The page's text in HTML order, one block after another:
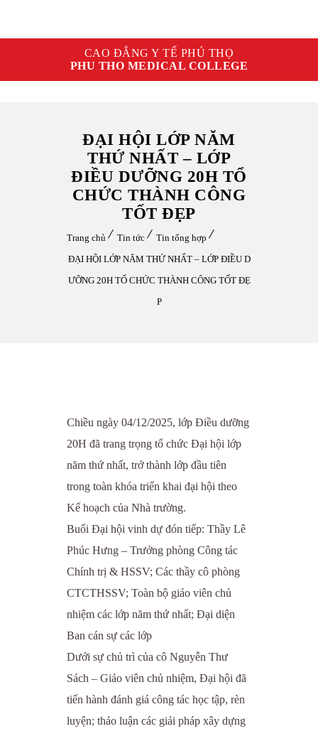
CAO ĐẲNG Y TẾ PHÚ THỌ
PHU THO MEDICAL COLLEGE
ĐẠI HỘI LỚP NĂM
THỨ NHẤT – LỚP
ĐIỀU DƯỠNG 20H TỔ
CHỨC THÀNH CÔNG
TỐT ĐẸP
Trang chủ Tin tức
Tin tổng hợp
ĐẠI HỘI LỚP NĂM THỨ NHẤT – LỚP ĐIỀU D
ƯỠNG 20H TỔ CHỨC THÀNH CÔNG TỐT ĐẸ
P
Chiều ngày 04/12/2025, lớp Điều dưỡng
20H đã trang trọng tổ chức Đại hội lớp
năm thứ nhất, trở thành lớp đầu tiên
trong toàn khóa triển khai đại hội theo
Kế hoạch của Nhà trường.
Buổi Đại hội vinh dự đón tiếp: Thầy Lê
Phúc Hưng – Trưởng phòng Công tác
Chính trị & HSSV; Các thầy cô phòng
CTCTHSSV; Toàn bộ giáo viên chủ
nhiệm các lớp năm thứ nhất; Đại diện
Ban cán sự các lớp
Dưới sự chủ trì của cô Nguyễn Thư
Sách – Giáo viên chủ nhiệm, Đại hội đã
tiến hành đánh giá công tác học tập, rèn
luyện; thảo luận các giải pháp xây dựng